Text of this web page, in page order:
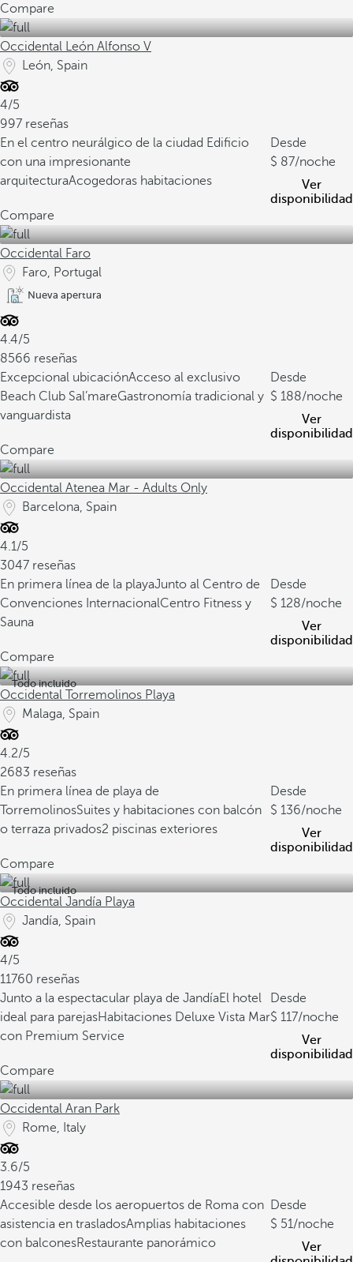
Compare
Occidental León Alfonso V
León, Spain
4/5
997 reseñas
En el centro neurálgico de la ciudad Edificio
con una impresionante
arquitecturaAcogedoras habitaciones
Desde
87/noche
Ver
disponibilidad
Compare
Occidental Faro
Faro, Portugal
Nueva apertura
4.4/5
8566 reseñas
Excepcional ubicaciónAcceso al exclusivo
Beach Club Sal’mareGastronomía tradicional y
vanguardista
Desde
188/noche
Ver
disponibilidad
Compare
Occidental Atenea Mar - Adults Only
Barcelona, Spain
4.1/5
3047 reseñas
En primera línea de la playaJunto al Centro de
Convenciones InternacionalCentro Fitness y
Sauna
Desde
128/noche
Ver
disponibilidad
Compare
Todo incluido
Occidental Torremolinos Playa
Malaga, Spain
4.2/5
2683 reseñas
En primera línea de playa de
TorremolinosSuites y habitaciones con balcón
o terraza privados2 piscinas exteriores
Desde
136/noche
Ver
disponibilidad
Compare
Todo incluido
Occidental Jandía Playa
Jandía, Spain
4/5
11760 reseñas
Junto a la espectacular playa de JandíaEl hotel
ideal para parejasHabitaciones Deluxe Vista Mar
con Premium Service
Desde
117/noche
Ver
disponibilidad
Compare
Occidental Aran Park
Rome, Italy
3.6/5
1943 reseñas
Accesible desde los aeropuertos de Roma con
asistencia en trasladosAmplias habitaciones
con balconesRestaurante panorámico
Desde
51/noche
Ver